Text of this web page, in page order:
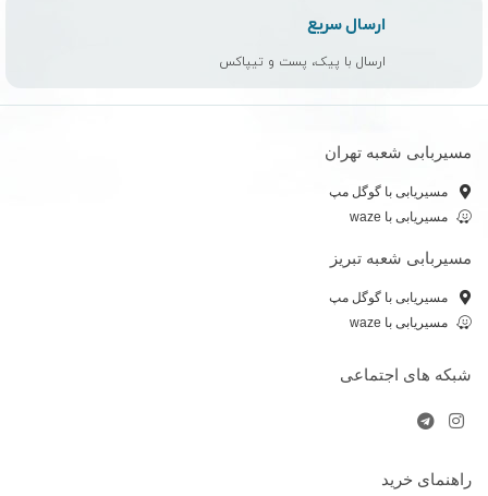
ارسال سریع
ارسال با پیک، پست و تیپاکس
مسیربابی شعبه تهران
مسیریابی با گوگل مپ
مسیریابی با waze
مسیربابی شعبه تبریز
مسیریابی با گوگل مپ
مسیریابی با waze
شبکه های اجتماعی
راهنمای خرید